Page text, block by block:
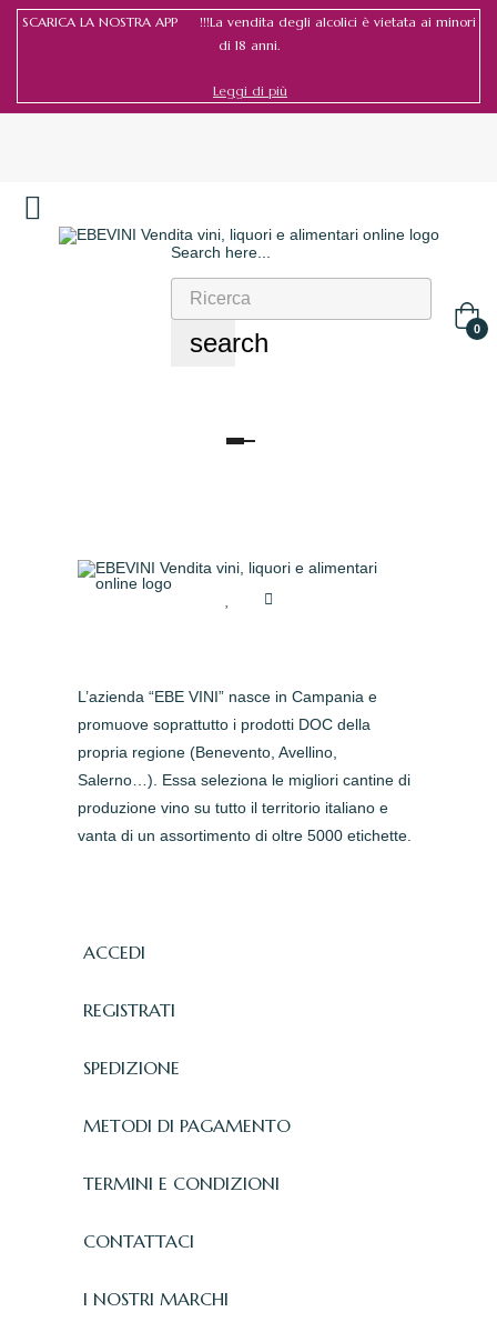
SCARICA LA NOSTRA APP !!!La vendita degli alcolici è vietata ai minori
di 18 anni.
Leggi di più
Search here...
search 0
navigazione
L’azienda “EBE VINI” nasce in Campania e
promuove soprattutto i prodotti DOC della
propria regione (Benevento, Avellino,
Salerno…). Essa seleziona le migliori cantine di
produzione vino su tutto il territorio italiano e
vanta di un assortimento di oltre 5000 etichette.
ACCEDI
REGISTRATI
SPEDIZIONE
METODI DI PAGAMENTO
TERMINI E CONDIZIONI
CONTATTACI
I NOSTRI MARCHI